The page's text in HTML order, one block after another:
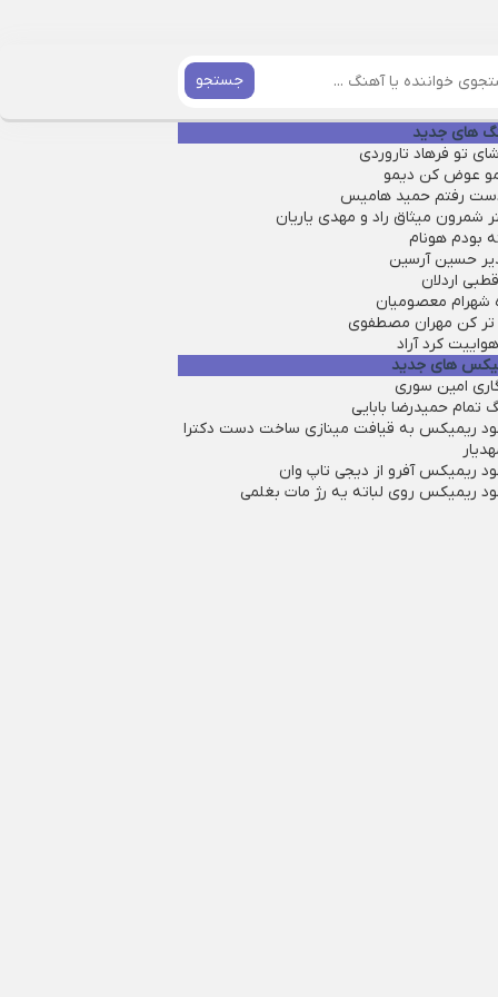
جستجو
های جدید
تو فرهاد تاروردی
عوض کن دیمو
رفتم حمید هامیس
شمرون میثاق راد و مهدی یاریان
بودم هونام
حسین آرسین
اردلان
شهرام معصومیان
کن مهران مصطفوی
کرد آراد
های جدید
امین سوری
تمام حمیدرضا بابایی
ریمیکس به قیافت مینازی ساخت دست دکترا
ریمیکس آفرو از ديجی تاپ وان
ریمیکس روی لباته یه رژ مات بغلمی